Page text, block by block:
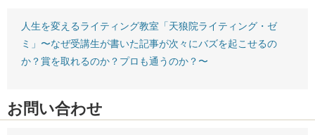
人生を変えるライティング教室「天狼院ライティング・ゼ
ミ」〜なぜ受講生が書いた記事が次々にバズを起こせるの
か？賞を取れるのか？プロも通うのか？〜
お問い合わせ